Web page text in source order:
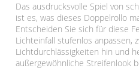
Das ausdrucksvolle Spiel von
ist es, was dieses Doppelrollo
Entscheiden Sie sich für diese
Lichteinfall stufenlos anpassen,
Lichtdurchlässigkeiten hin und
außergewöhnliche Streifenlook